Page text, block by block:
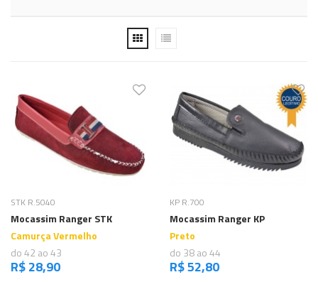
Comprar
STK R.5040
Mocassim Ranger STK
Camurça Vermelho
do 42 ao 43
R$ 28,90
KP R.700
Mocassim Ranger KP
Preto
do 38 ao 44
R$ 52,80